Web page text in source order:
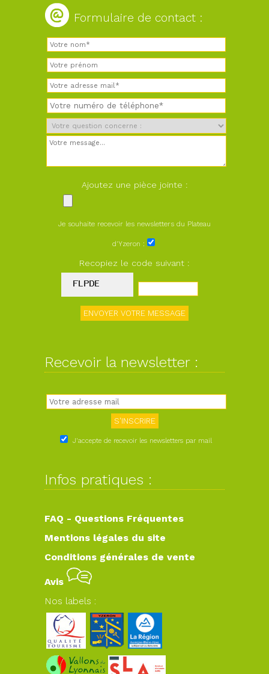
Formulaire de contact :
Ajoutez une pièce jointe :
Je souhaite recevoir les newsletters du Plateau
d'Yzeron :
Recopiez le code suivant :
Recevoir la newsletter :
J'accepte de recevoir les newsletters par mail
Infos pratiques :
FAQ - Questions Fréquentes
Mentions légales du site
Conditions générales de vente
Avis
Nos labels :